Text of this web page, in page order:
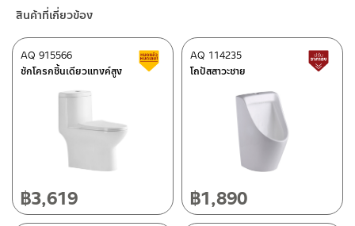
ศูนย์บริการและอะไหล่ กรุงเทพฯ
662/61-62 ถนน พระราม3 แขวงบางโพงพาง เขตยานนาวา กรุงเทพฯ
โทร: 02-358-0080 / 080-075-8668 / 091-545-0556
– Shopee
–Lazada
ติดต่อพนักงานขาย / Contact Sales Staff
@charnpaiboon.sales
สินค้าที่เกี่ยวข้อง
ชักโครกชิ้นเดียวแทงค์สูง
AQ 915566 สินค้าลดราคา เคลียร์สต็อก
฿3,619
โถปัสสาวะชาย
AQ 114235
฿1,890